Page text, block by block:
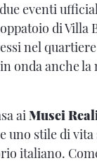
eventi
di Villa
nel
onda anche
aiMusei
uno stile di
italiano.